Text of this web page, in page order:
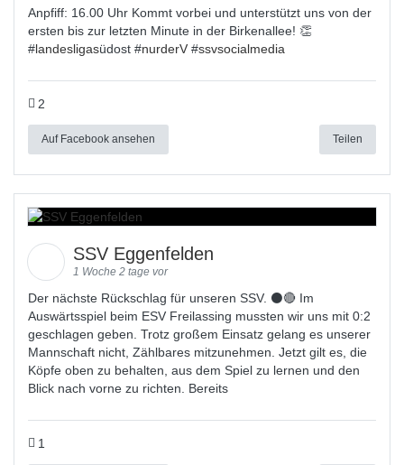
Anpfiff: 16.00 Uhr Kommt vorbei und unterstützt uns von der
ersten bis zur letzten Minute in der Birkenallee! 👏
#landesligasüdost #nurderV #ssvsocialmedia
2
Auf Facebook ansehen Teilen
SSV Eggenfelden
1 Woche 2 tage vor
Der nächste Rückschlag für unseren SSV. ⚫🔴 Im
Auswärtsspiel beim ESV Freilassing mussten wir uns mit 0:2
geschlagen geben. Trotz großem Einsatz gelang es unserer
Mannschaft nicht, Zählbares mitzunehmen. Jetzt gilt es, die
Köpfe oben zu behalten, aus dem Spiel zu lernen und den
Blick nach vorne zu richten. Bereits
1